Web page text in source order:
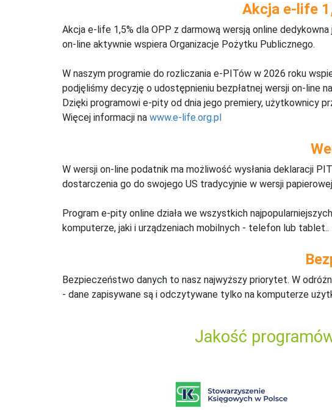
Akcja e-life
Akcja e-life 1,5% dla OPP z darmową wersją online
on-line aktywnie wspiera Organizacje Pożytku Publicznego.
W naszym programie do rozliczania e-PITów w 2026 roku
podjęliśmy decyzję o udostępnieniu bezpłatnej wersji on-line
Dzięki programowi e-pity od dnia jego premiery, użytkownicy
Więcej informacji na www.e-life.org.pl
W wersji on-line podatnik ma możliwość wysłania deklaracji
dostarczenia go do swojego US tradycyjnie w wersji
Program e-pity online działa we wszystkich
komputerze, jaki i urządzeniach mobilnych - telefon lub tablet..
Bezpieczeństwo danych to nasz najwyższy priorytet. W
- dane zapisywane są i odczytywane tylko na komputerze
Jakość